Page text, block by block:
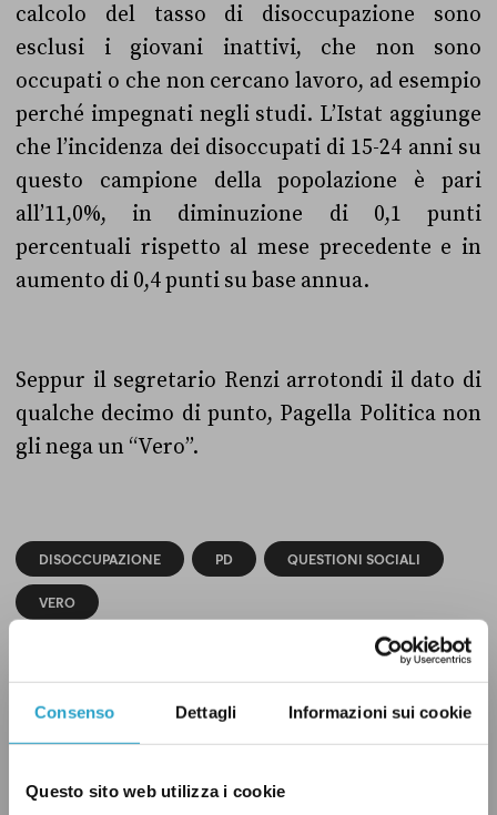
Consenso Dettagli Informazioni sui cookie
Questo sito web utilizza i cookie
calcolo del tasso di disoccupazione sono
esclusi i giovani inattivi, che non sono
occupati o che non cercano lavoro, ad esempio
perché impegnati negli studi. L’Istat aggiunge
che l’incidenza dei disoccupati di 15-24 anni su
questo campione della popolazione è pari
all’11,0%, in diminuzione di 0,1 punti
percentuali rispetto al mese precedente e in
aumento di 0,4 punti su base annua.
Seppur il segretario Renzi arrotondi il dato di
qualche decimo di punto, Pagella Politica non
gli nega un “Vero”.
DISOCCUPAZIONE PD QUESTIONI SOCIALI
VERO
CONDIVIDI